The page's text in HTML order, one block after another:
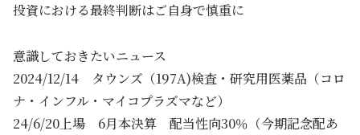
投資における最終判断はご自身で慎重に
意識しておきたいニュース
2024/12/14 タウンズ（197A)検査・研究用医薬品（コロ
ナ・インフル・マイコプラズマなど）
24/6/20上場 6月本決算 配当性向30％（今期記念配あ